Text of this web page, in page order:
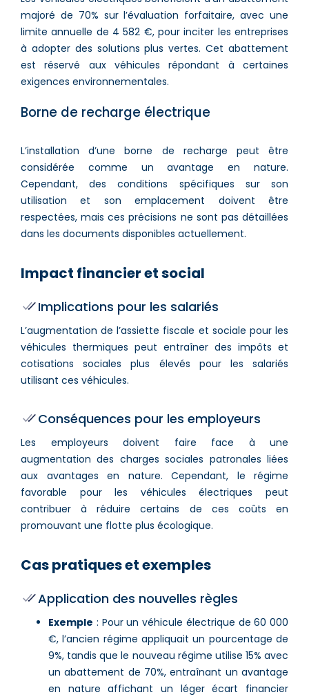
majoré de 70% sur l’évaluation forfaitaire, avec une
limite annuelle de 4 582 €, pour inciter les entreprises
à adopter des solutions plus vertes. Cet abattement
est réservé aux véhicules répondant à certaines
exigences environnementales.
Borne de recharge électrique
L’installation d’une borne de recharge peut être
considérée comme un avantage en nature.
Cependant, des conditions spécifiques sur son
utilisation et son emplacement doivent être
respectées, mais ces précisions ne sont pas détaillées
dans les documents disponibles actuellement.
Impact financier et social
Implications pour les salariés
L’augmentation de l’assiette fiscale et sociale pour les
véhicules thermiques peut entraîner des impôts et
cotisations sociales plus élevés pour les salariés
utilisant ces véhicules.
Conséquences pour les employeurs
Les employeurs doivent faire face à une
augmentation des charges sociales patronales liées
aux avantages en nature. Cependant, le régime
favorable pour les véhicules électriques peut
contribuer à réduire certains de ces coûts en
promouvant une flotte plus écologique.
Cas pratiques et exemples
Application des nouvelles règles
Exemple : Pour un véhicule électrique de 60 000
€, l’ancien régime appliquait un pourcentage de
9%, tandis que le nouveau régime utilise 15% avec
un abattement de 70%, entraînant un avantage
en nature affichant un léger écart financier